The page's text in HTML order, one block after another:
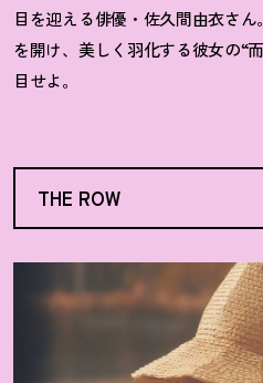
目を迎える俳優・佐久間由衣さ
を開け、美しく羽化する彼女の“
目せよ。
THE ROW